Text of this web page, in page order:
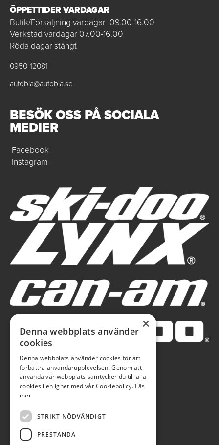
ÖPPETTIDER VARDAGAR
Butik/Försäljning vardagar 09.00-16.00
Verkstad vardagar 07.00-16.00
Röda dagar stängt
0950-12081
autobla@autobla.se
BESÖK OSS PÅ SOCIALA
MEDIER
Facebook
Instagram
×
Denna webbplats använder
cookies
Denna webbplats använder cookies för att
förbättra användarupplevelsen. Genom att
använda vår webbplats samtycker du till alla
cookies i enlighet med vår Cookiepolicy. Läs
mer
STRIKT NÖDVÄNDIGT
PRESTANDA